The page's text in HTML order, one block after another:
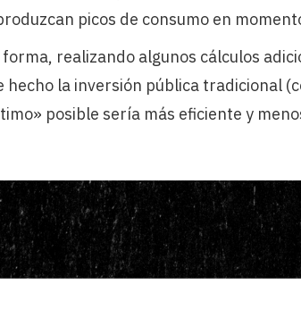
picos de consumo en
forma, realizando algunos cálculos
hecho la inversión pública tradicional
posible sería más eficiente y